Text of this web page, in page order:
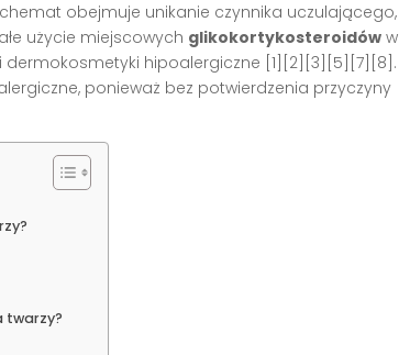
obejmuje unikanie czynnika uczulającego,
użycie miejscowych glikokortykosteroidów w
dermokosmetyki hipoalergiczne [1][2][3][5][7][8].
ponieważ bez potwierdzenia przyczyny
twarzy?